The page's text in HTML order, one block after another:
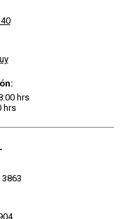
hrs
hrs